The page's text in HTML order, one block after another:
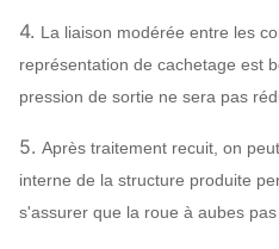
4. La liaison modérée entre les
représentation de cachetage est
pression de sortie ne sera pas
5. Après traitement recuit, on
interne de la structure produite
s'assurer que la roue à aubes pas